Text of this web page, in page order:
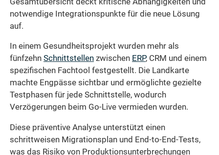
notwendige Integrationspunkte für die neue Lösung
auf.
In einem Gesundheitsprojekt wurden mehr als
fünfzehn Schnittstellen zwischen ERP, CRM und einem
spezifischen Fachtool festgestellt. Die Landkarte
machte Engpässe sichtbar und ermöglichte gezielte
Testphasen für jede Schnittstelle, wodurch
Verzögerungen beim Go-Live vermieden wurden.
Diese präventive Analyse unterstützt einen
schrittweisen Migrationsplan und End-to-End-Tests,
was das Risiko von Produktionsunterbrechungen